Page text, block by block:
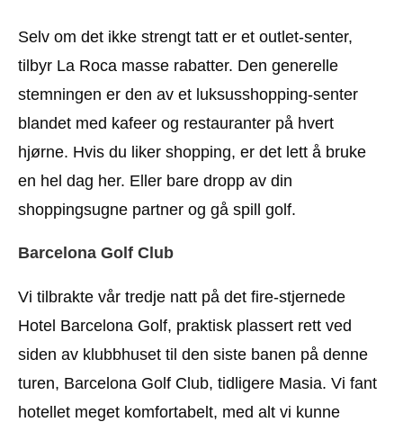
Selv om det ikke strengt tatt er et outlet-senter,
tilbyr La Roca masse rabatter. Den generelle
stemningen er den av et luksusshopping-senter
blandet med kafeer og restauranter på hvert
hjørne. Hvis du liker shopping, er det lett å bruke
en hel dag her. Eller bare dropp av din
shoppingsugne partner og gå spill golf.
Barcelona Golf Club
Vi tilbrakte vår tredje natt på det fire-stjernede
Hotel Barcelona Golf, praktisk plassert rett ved
siden av klubbhuset til den siste banen på denne
turen, Barcelona Golf Club, tidligere Masia. Vi fant
hotellet meget komfortabelt, med alt vi kunne